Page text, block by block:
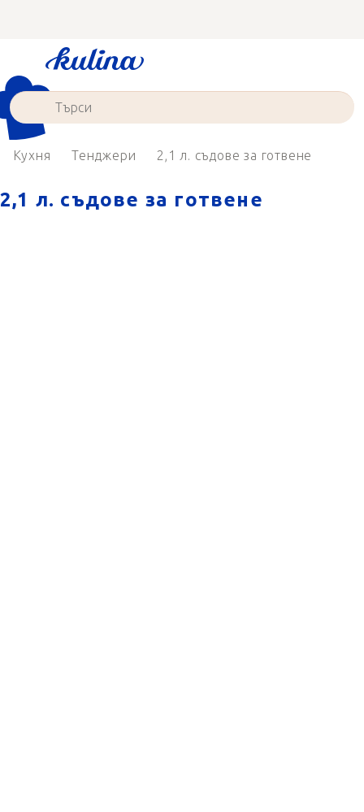
съдържанието
Кухня Тенджери 2,1 л. съдове за готвене
2,1 л. съдове за готвене